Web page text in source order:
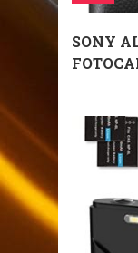
SONY